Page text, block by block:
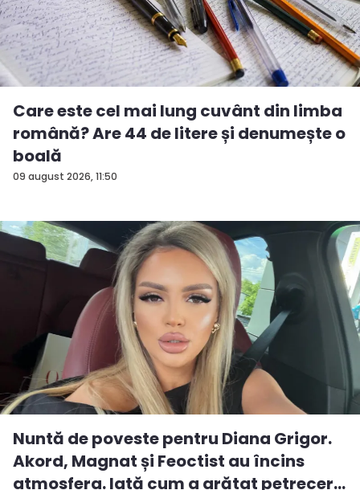
09 august 2026, 11:50
Care este cel mai lung cuvânt din limba
română? Are 44 de litere și denumește o
boală
Nuntă de poveste pentru Diana Grigor.
Akord, Magnat și Feoctist au încins
atmosfera. Iată cum a arătat petrecer...